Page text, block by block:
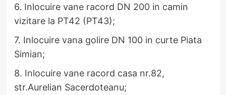
6. Inlocuire vane racord DN 200 in camin
vizitare la PT42 (PT43);
7. Inlocuire vana golire DN 100 in curte Piata
Simian;
8. Inlocuire vane racord casa nr.82,
str.Aurelian Sacerdoteanu;